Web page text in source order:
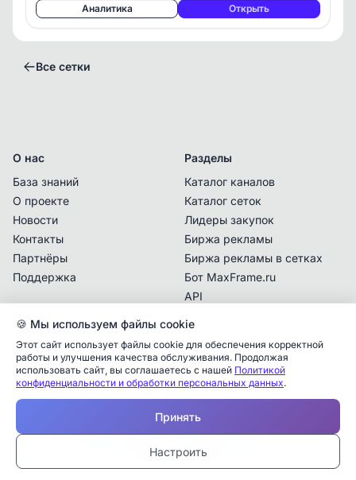
Аналитика
Открыть
Все сетки
Владелец сетки с данным контактом
подтвердил последний раз право владения
Перед покупкой рекламы убедитесь
самостоятельно, что с указанной даты не
поменялся владелец/админ и вы покупаете
рекламу у контактного лица, кому данная
сетка сейчас принадлежит.
О нас
База знаний
О проекте
Новости
Контакты
Партнёры
Поддержка
Разделы
Каталог каналов
Каталог сеток
Лидеры закупок
Биржа рекламы
Биржа рекламы в сетках
Бот MaxFrame.ru
API
Документы
Политика
конфиденциальности
Пользовательское
соглашение
Тарифы и подписки
🍪 Мы используем файлы cookie
Этот сайт использует файлы cookie для обеспечения корректной
работы и улучшения качества обслуживания. Продолжая
использовать сайт, вы соглашаетесь с нашей Политикой
конфиденциальности и обработки персональных данных.
Принять
Настроить